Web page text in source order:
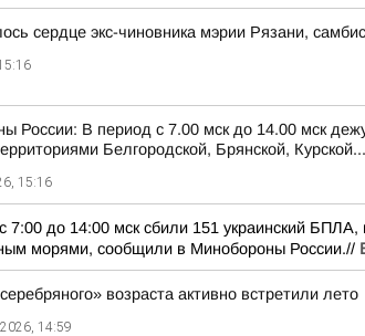
сердце экс-чиновника мэрии Рязани,
России: В период с 7.00 мск до 14.00 мск
Белгородской, Брянской, Курской...
15:16
до 14:00 мск сбили 151 украинский БПЛА,
морями, сообщили в Минобороны России.//
возраста активно встретили лето
14:59